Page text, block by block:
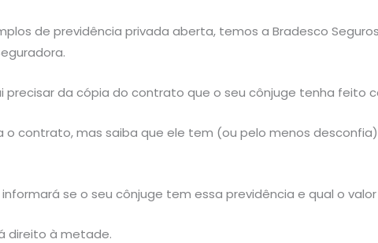
de previdência privada aberta, temos a Bradesco
precisar da cópia do contrato que o seu cônjuge tenha feito
o contrato, mas saiba que ele tem (ou pelo menos
informará se o seu cônjuge tem essa previdência e qual o
direito à metade.